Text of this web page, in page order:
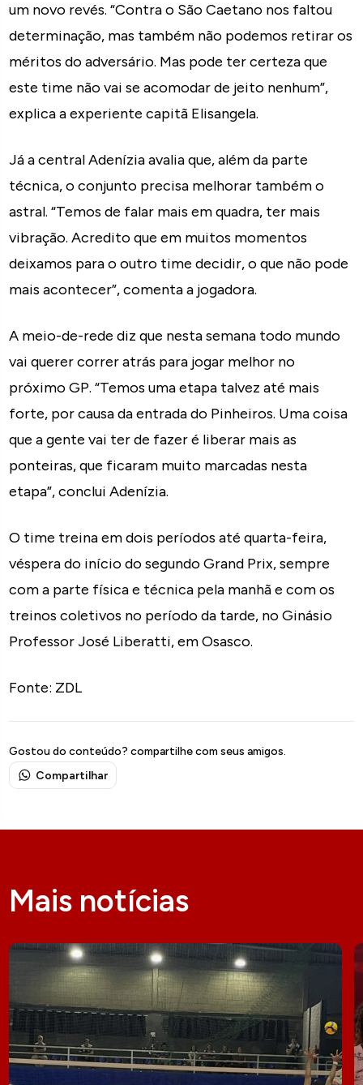
um novo revés. “Contra o São Caetano nos faltou
determinação, mas também não podemos retirar os
méritos do adversário. Mas pode ter certeza que
este time não vai se acomodar de jeito nenhum”,
explica a experiente capitã Elisangela.
Já a central Adenízia avalia que, além da parte
técnica, o conjunto precisa melhorar também o
astral. “Temos de falar mais em quadra, ter mais
vibração. Acredito que em muitos momentos
deixamos para o outro time decidir, o que não pode
mais acontecer”, comenta a jogadora.
A meio-de-rede diz que nesta semana todo mundo
vai querer correr atrás para jogar melhor no
próximo GP. “Temos uma etapa talvez até mais
forte, por causa da entrada do Pinheiros. Uma coisa
que a gente vai ter de fazer é liberar mais as
ponteiras, que ficaram muito marcadas nesta
etapa”, conclui Adenízia.
O time treina em dois períodos até quarta-feira,
véspera do início do segundo Grand Prix, sempre
com a parte física e técnica pela manhã e com os
treinos coletivos no período da tarde, no Ginásio
Professor José Liberatti, em Osasco.
Fonte: ZDL
Gostou do conteúdo? compartilhe com seus amigos.
Compartilhar
Mais notícias